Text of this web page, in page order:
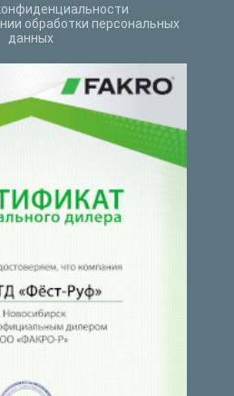
обработки персональных
данных